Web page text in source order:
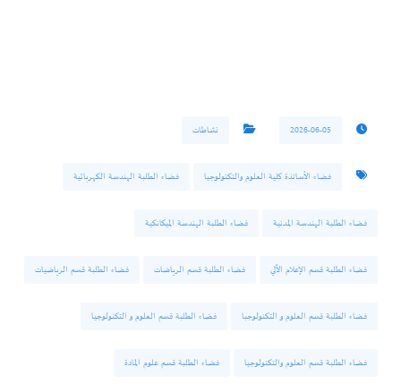
2026-06-05 نشاطات
فضاء الأساتذة كلية العلوم والتكنولوجيا فضاء الطلبة الهندسة الكهربائية
فضاء الطلبة الهندسة المدنية فضاء الطلبة الهندسة الميكانكية
فضاء الطلبة قسم الإعلام الآلي فضاء الطلبة قسم الرياضات فضاء الطلبة قسم الرياضيات
فضاء الطلبة قسم العلوم و التكنولوجبا فضاء الطلبة قسم العلوم و التكنولوجيا
فضاء الطلبة قسم العلوم والتكنولوجيا فضاء الطلبة قسم علوم المادة